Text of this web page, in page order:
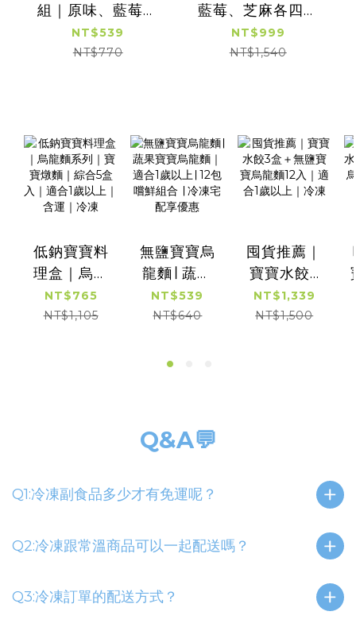
組｜原味、藍莓、
芝麻各二｜適合1歲
以上｜冷凍
NT$539
NT$770
藍莓、芝麻各四｜
12顆入/組｜適合1歲
以上｜冷凍
NT$999
NT$1,540
低鈉寶寶料
理盒｜烏龍
麵系列｜寶
寶燉麵｜綜
NT$765
NT$1,105
無鹽寶寶烏
龍麵∣ 蔬果
寶寶烏龍麵
｜適合1歲以
鮮組合 ∣ 冷
NT$539
NT$640
囤貨推薦｜
寶寶水餃3
盒＋無鹽寶
寶烏龍麵12
NT$1,339
NT$1,500
Q&A💬
Q1:冷凍副食品多少才有免運呢？
Q2:冷凍跟常溫商品可以一起配送嗎？
Q3:冷凍訂單的配送方式？